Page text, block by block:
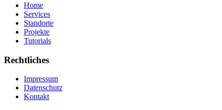
Home
Services
Standorte
Projekte
Tutorials
Rechtliches
Impressum
Datenschutz
Kontakt